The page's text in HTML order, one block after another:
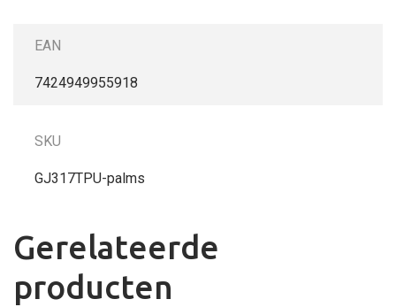
EAN
7424949955918
SKU
GJ317TPU-palms
Gerelateerde
producten